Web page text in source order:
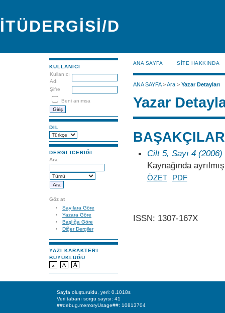
İTÜDERGİSİ/D
KULLANICI
Kullanıcı
Adı
Şifre
Beni anımsa
DIL
DERGI ICERIĞI
Ara
Göz at
Sayılara Göre
Yazara Göre
Başlığa Göre
Diğer Dergiler
YAZI KARAKTERI
BÜYÜKLÜĞÜ
ANA SAYFA SİTE HAKKINDA
ANA SAYFA>Ara> Yazar Detayları
Yazar
Cilt 5, Sayı 4 (2006)
Kaynağında
ÖZET PDF
ISSN: 1307-167X
Sayfa oluşturuldu, yeri: 0.1018s
Veri tabanı sorgu sayısı: 41
##debug.memoryUsage##: 10813704